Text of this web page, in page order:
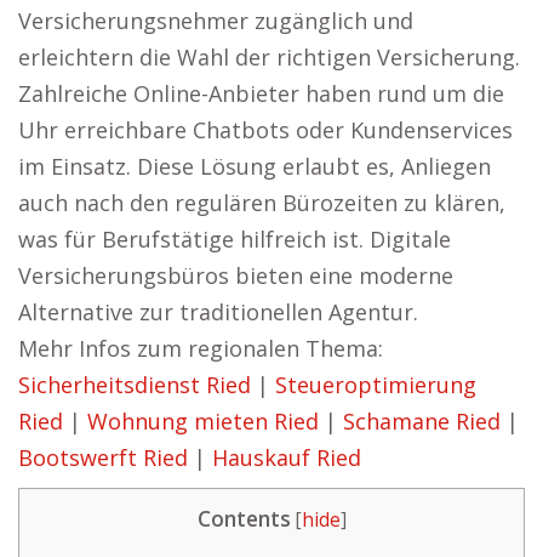
Versicherungsnehmer zugänglich und
erleichtern die Wahl der richtigen Versicherung.
Zahlreiche Online-Anbieter haben rund um die
Uhr erreichbare Chatbots oder Kundenservices
im Einsatz. Diese Lösung erlaubt es, Anliegen
auch nach den regulären Bürozeiten zu klären,
was für Berufstätige hilfreich ist. Digitale
Versicherungsbüros bieten eine moderne
Alternative zur traditionellen Agentur.
Mehr Infos zum regionalen Thema:
Sicherheitsdienst Ried | Steueroptimierung
Ried | Wohnung mieten Ried | Schamane Ried |
Bootswerft Ried | Hauskauf Ried
Contents [hide]